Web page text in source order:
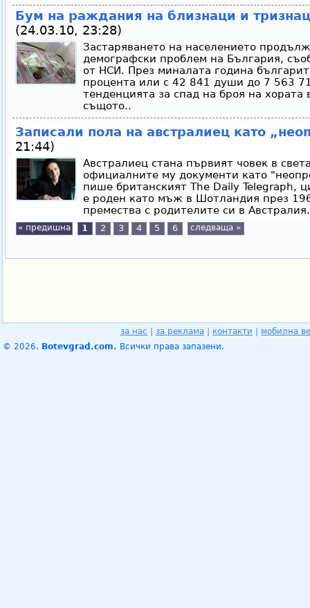
Бум на раждания на близнаци и
(24.03.10, 23:28)
Застаряването на населението
демографски проблем на България,
от НСИ. През миналата година
процента или с 42 841 души до 7 563
тенденцията за спад на броя на хората
същото..
Записали пола на австралиец като
21:44)
Австралиец стана първият човек в
официалните му документи като
пише британският The Daily Telegraph,
е роден като мъж в Шотландия през
премества с родителите си в
« предишна 1 2 3 4 5 6 следваща »
за нас за реклама контакти
мобилна
© 2026. Botevgrad.com. Всички права запазени.